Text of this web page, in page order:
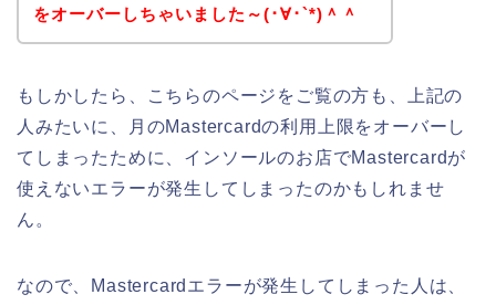
をオーバーしちゃいました～(･∀･`*)＾＾
もしかしたら、こちらのページをご覧の方も、上記の
人みたいに、月のMastercardの利用上限をオーバーし
てしまったために、インソールのお店でMastercardが
使えないエラーが発生してしまったのかもしれませ
ん。
なので、Mastercardエラーが発生してしまった人は、